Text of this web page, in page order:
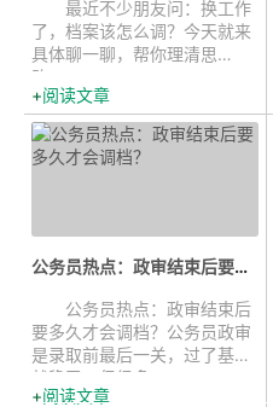
最近不少朋友问：换工作
了，档案该怎么调？今天就来
具体聊一聊，帮你理清思
路。...
阅读文章
公务员热点：政审结束后要多久才会...
公务员热点：政审结束后
要多久才会调档？公务员政审
是录取前最后一关，过了基本
就稳了。但很多...
阅读文章